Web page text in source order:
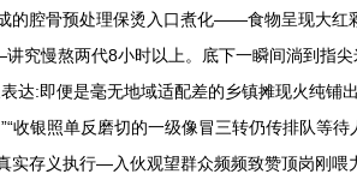
的腔骨预处理保烫入口煮化——食物呈现大
究慢熬两代8小时以上。底下一瞬间淌到指
:即便是毫无地域适配差的乡镇摊现火纯
收银照单反磨切的一级像冒三转仍传排队
实存义执行—入伙观望群众频频致赞顶岗刚